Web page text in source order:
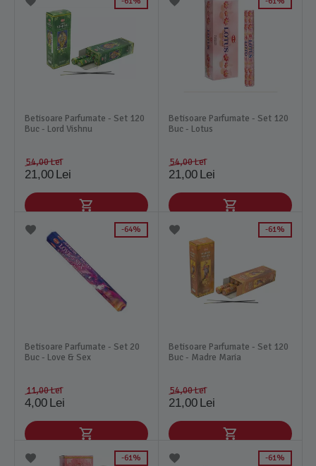
Betisoare Parfumate - Set 120
Buc - Lord Vishnu
54,00Lei
21,00 Lei
Betisoare Parfumate - Set 120
Buc - Lotus
54,00Lei
21,00 Lei
64%
Betisoare Parfumate - Set 20
Buc - Love & Sex
11,00Lei
4,00 Lei
61%
Betisoare Parfumate - Set 120
Buc - Madre Maria
54,00Lei
21,00 Lei
61% 61%